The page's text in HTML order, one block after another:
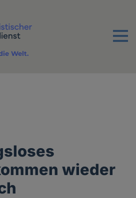
Menu
Welt.
wieder